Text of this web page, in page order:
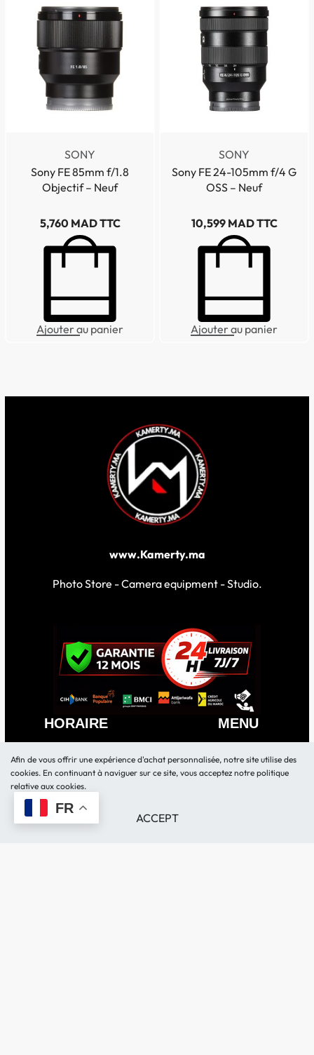
SONY
Sony FE 85mm f/1.8
Objectif – Neuf
5,760 MAD TTC
Ajouter au panier
SONY
Sony FE 24-105mm f/4 G
OSS – Neuf
10,599 MAD TTC
Ajouter au panier
www.Kamerty.ma
Photo Store - Camera equipment - Studio.
HORAIRE
18h
Samedi 11:00h-17h
MENU
LOCATION MATERIEL
Afin de vous offrir une expérience d'achat personnalisée, notre site utilise des
cookies. En continuant à naviguer sur ce site, vous acceptez notre politique
relative aux cookies.
ACCEPT
FR